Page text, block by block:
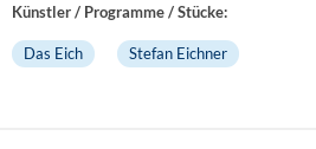
Künstler / Programme / Stücke:
Das Eich Stefan Eichner